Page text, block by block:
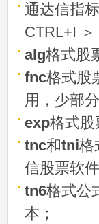
通达信指
CTRL+I ＞
alg格式股
fnc格式股
用，少部
exp格式股
tnc和tni格
信股票软
tn6格式公
本；